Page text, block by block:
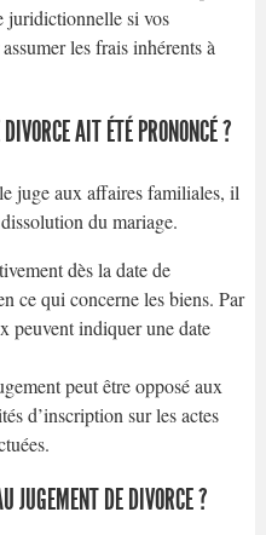
juridictionnelle si vos
les frais inhérents à
AIT ÉTÉ PRONONCÉ ?
juge aux affaires familiales, il
du mariage.
dès la date de
ce qui concerne les biens. Par
peuvent indiquer une date
peut être opposé aux
d’inscription sur les actes
JUGEMENT DE DIVORCE ?